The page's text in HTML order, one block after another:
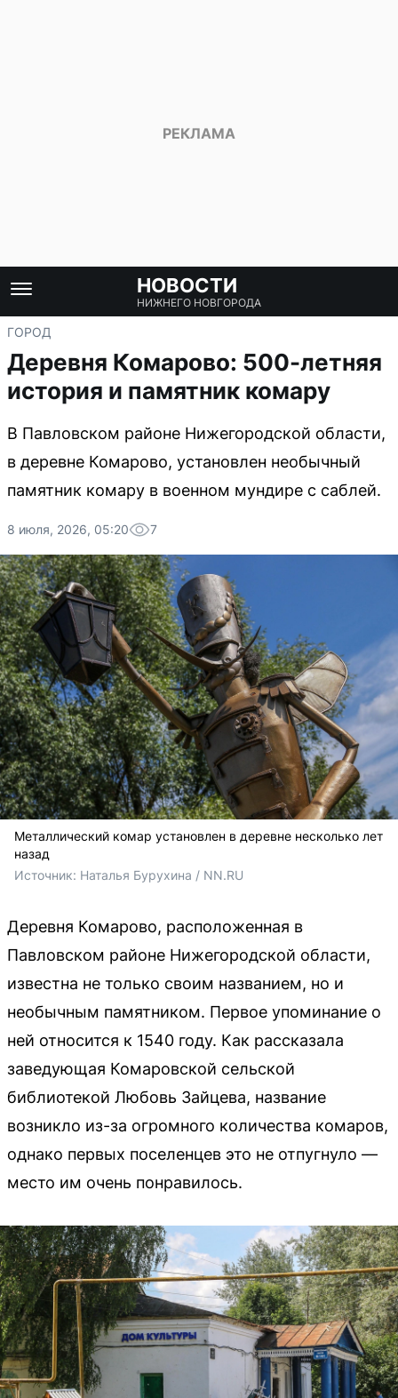
НОВОСТИ
НИЖНЕГО НОВГОРОДА
ГОРОД
Деревня Комарово: 500-летняя
история и памятник комару
В Павловском районе Нижегородской области,
в деревне Комарово, установлен необычный
памятник комару в военном мундире с саблей.
8 июля, 2026, 05:20 7
Металлический комар установлен в деревне несколько лет
назад
Источник: Наталья Бурухина / NN.RU
Деревня Комарово, расположенная в
Павловском районе Нижегородской области,
известна не только своим названием, но и
необычным памятником. Первое упоминание о
ней относится к 1540 году. Как рассказала
заведующая Комаровской сельской
библиотекой Любовь Зайцева, название
возникло из-за огромного количества комаров,
однако первых поселенцев это не отпугнуло —
место им очень понравилось.